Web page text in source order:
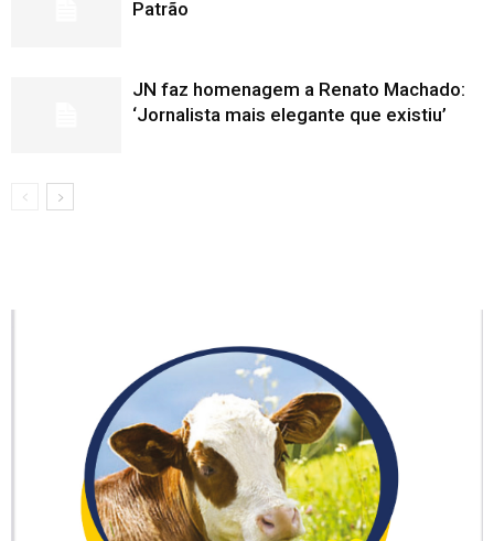
Patrão
JN faz homenagem a Renato Machado:
‘Jornalista mais elegante que existiu’